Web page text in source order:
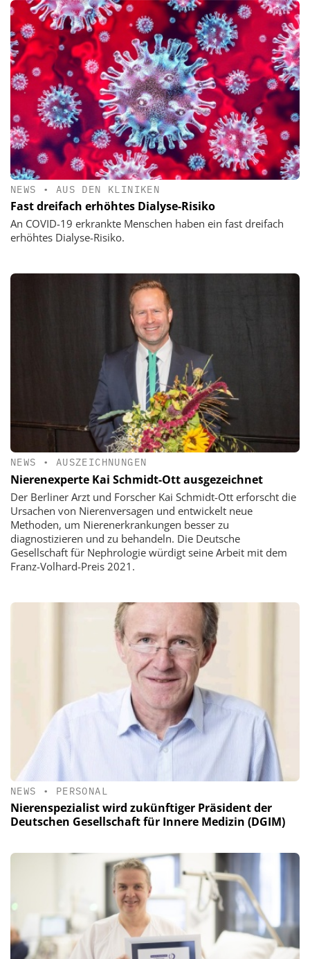
NEWS • AUS DEN KLINIKEN
Fast dreifach erhöhtes Dialyse-Risiko
An COVID-19 erkrankte Menschen haben ein fast dreifach
erhöhtes Dialyse-Risiko.
NEWS • AUSZEICHNUNGEN
Nierenexperte Kai Schmidt-Ott ausgezeichnet
Der Berliner Arzt und Forscher Kai Schmidt-Ott erforscht die
Ursachen von Nierenversagen und entwickelt neue
Methoden, um Nierenerkrankungen besser zu
diagnostizieren und zu behandeln. Die Deutsche
Gesellschaft für Nephrologie würdigt seine Arbeit mit dem
Franz-Volhard-Preis 2021.
NEWS • PERSONAL
Nierenspezialist wird zukünftiger Präsident der
Deutschen Gesellschaft für Innere Medizin (DGIM)